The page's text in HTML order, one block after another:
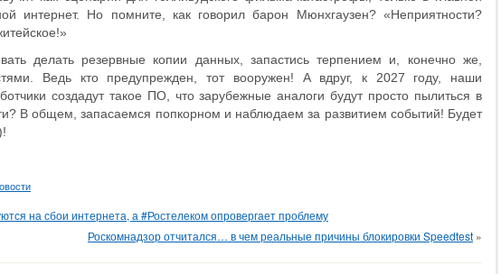
интернет. Но помните, как говорил барон Мюнхгаузен? «Неприятности?
делать резервные копии данных, запастись терпением и, конечно же,
Ведь кто предупрежден, тот вооружен! А вдруг, к 2027 году, наши
создадут такое ПО, что зарубежные аналоги будут просто пылиться в
В общем, запасаемся попкорном и наблюдаем за развитием событий! Будет
на сбои интернета, а #Ростелеком опровергает проблему
Роскомнадзор отчитался… в чем реальные причины блокировки Speedtest »